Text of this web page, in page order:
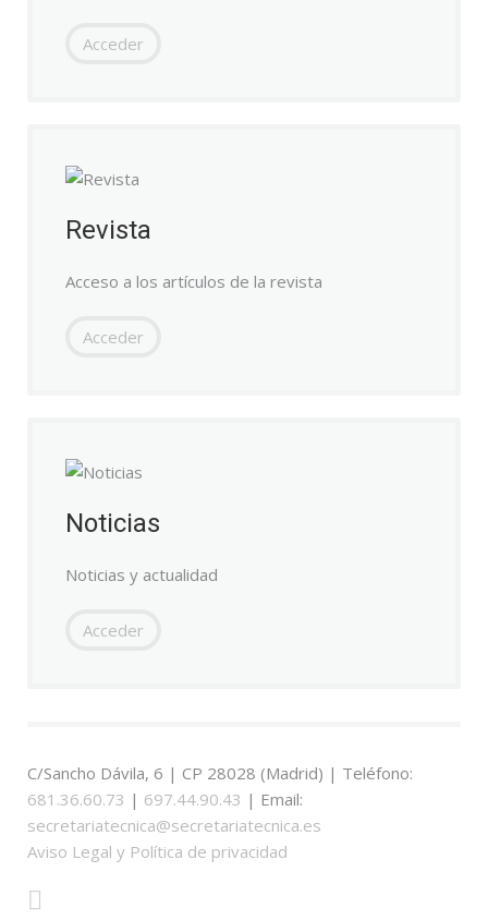
Acceder
Revista
Acceso a los artículos de la revista
Acceder
Noticias
Noticias y actualidad
Acceder
C/Sancho Dávila, 6 | CP 28028 (Madrid) | Teléfono:
681.36.60.73 | 697.44.90.43 | Email:
secretariatecnica@secretariatecnica.es
Aviso Legal y Política de privacidad